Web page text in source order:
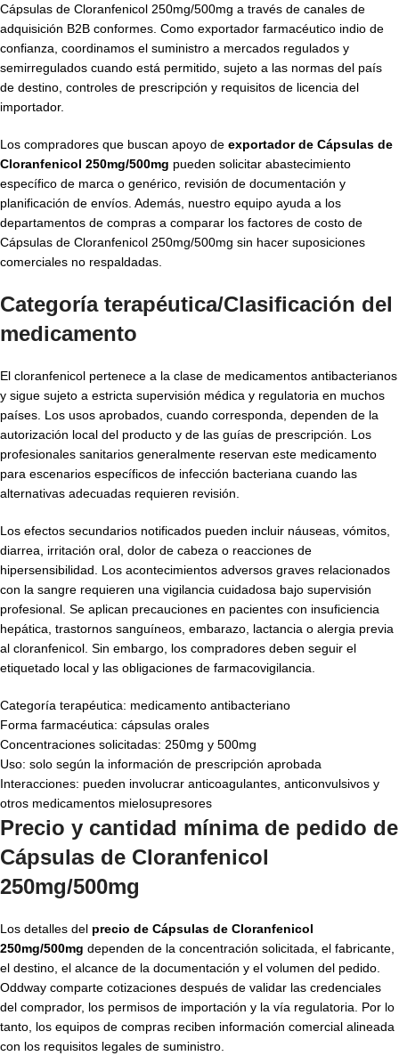
Cápsulas de Cloranfenicol 250mg/500mg a través de canales de
adquisición B2B conformes. Como exportador farmacéutico indio de
confianza, coordinamos el suministro a mercados regulados y
semirregulados cuando está permitido, sujeto a las normas del país
de destino, controles de prescripción y requisitos de licencia del
importador.
Los compradores que buscan apoyo de exportador de Cápsulas de
Cloranfenicol 250mg/500mg pueden solicitar abastecimiento
específico de marca o genérico, revisión de documentación y
planificación de envíos. Además, nuestro equipo ayuda a los
departamentos de compras a comparar los factores de costo de
Cápsulas de Cloranfenicol 250mg/500mg sin hacer suposiciones
comerciales no respaldadas.
Categoría terapéutica/Clasificación del
medicamento
El cloranfenicol pertenece a la clase de medicamentos antibacterianos
y sigue sujeto a estricta supervisión médica y regulatoria en muchos
países. Los usos aprobados, cuando corresponda, dependen de la
autorización local del producto y de las guías de prescripción. Los
profesionales sanitarios generalmente reservan este medicamento
para escenarios específicos de infección bacteriana cuando las
alternativas adecuadas requieren revisión.
Los efectos secundarios notificados pueden incluir náuseas, vómitos,
diarrea, irritación oral, dolor de cabeza o reacciones de
hipersensibilidad. Los acontecimientos adversos graves relacionados
con la sangre requieren una vigilancia cuidadosa bajo supervisión
profesional. Se aplican precauciones en pacientes con insuficiencia
hepática, trastornos sanguíneos, embarazo, lactancia o alergia previa
al cloranfenicol. Sin embargo, los compradores deben seguir el
etiquetado local y las obligaciones de farmacovigilancia.
Categoría terapéutica: medicamento antibacteriano
Forma farmacéutica: cápsulas orales
Concentraciones solicitadas: 250mg y 500mg
Uso: solo según la información de prescripción aprobada
Interacciones: pueden involucrar anticoagulantes, anticonvulsivos y
otros medicamentos mielosupresores
Precio y cantidad mínima de pedido de
Cápsulas de Cloranfenicol
250mg/500mg
Los detalles del precio de Cápsulas de Cloranfenicol
250mg/500mg dependen de la concentración solicitada, el fabricante,
el destino, el alcance de la documentación y el volumen del pedido.
Oddway comparte cotizaciones después de validar las credenciales
del comprador, los permisos de importación y la vía regulatoria. Por lo
tanto, los equipos de compras reciben información comercial alineada
con los requisitos legales de suministro.